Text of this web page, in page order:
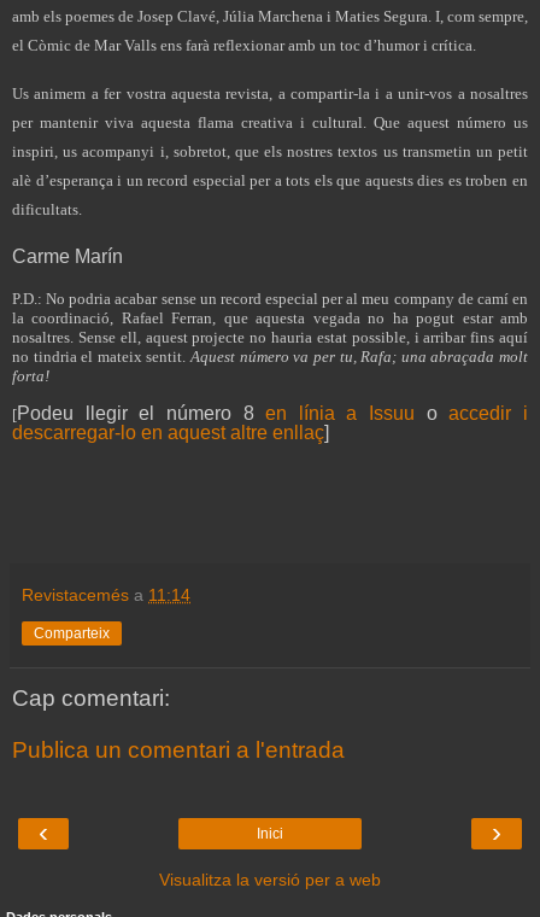
amb els poemes de Josep Clavé, Júlia Marchena i Maties Segura. I, com sempre,
el Còmic de Mar Valls ens farà reflexionar amb un toc d’humor i crítica.
Us animem a fer vostra aquesta revista, a compartir-la i a unir-vos a nosaltres
per mantenir viva aquesta flama creativa i cultural. Que aquest número us
inspiri, us acompanyi i, sobretot, que els nostres textos us transmetin un petit
alè d’esperança i un record especial per a tots els que aquests dies es troben en
dificultats.
Carme Marín
P.D.: No podria acabar sense un record especial per al meu company de camí en
la coordinació, Rafael Ferran, que aquesta vegada no ha pogut estar amb
nosaltres. Sense ell, aquest projecte no hauria estat possible, i arribar fins aquí
no tindria el mateix sentit.Aquest número va per tu, Rafa; una abraçada molt
forta!
[Podeu llegir el número 8en línia a Issuu oaccedir i
descarregar-lo en aquest altre enllaç]
Revistacemés a 11:14
Comparteix
Cap comentari:
Publica un comentari a l'entrada
‹ ›
Inici
Visualitza la versió per a web